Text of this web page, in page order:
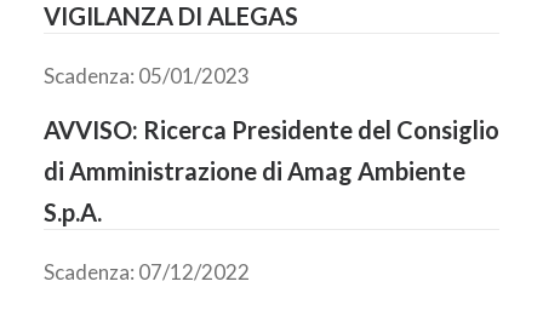
VIGILANZA DI ALEGAS
Scadenza: 05/01/2023
AVVISO: Ricerca Presidente del Consiglio
di Amministrazione di Amag Ambiente
S.p.A.
Scadenza: 07/12/2022